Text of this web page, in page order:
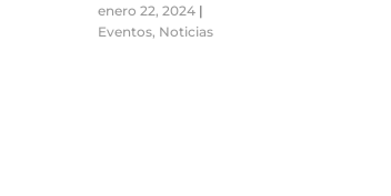
enero 22, 2024 |
Eventos, Noticias